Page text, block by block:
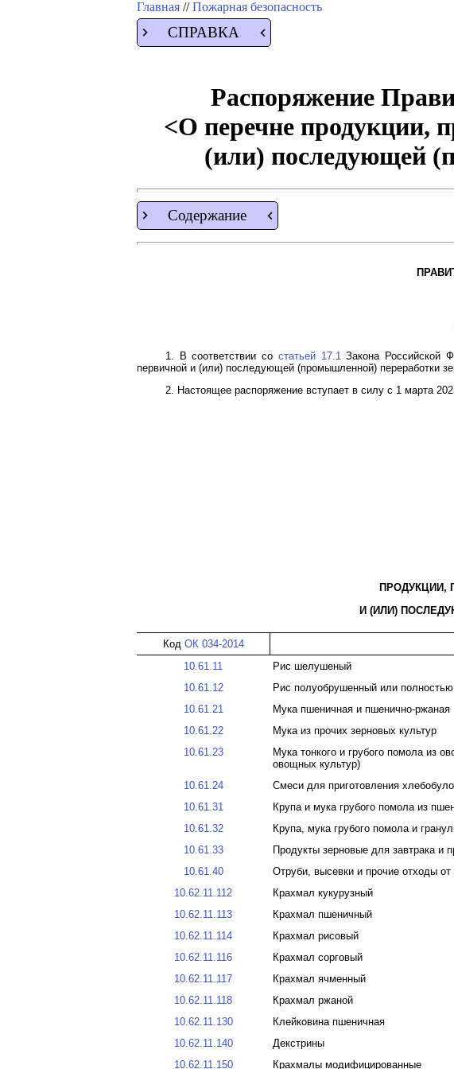
Главная //Пожарная безопасность
СПРАВКА
Распоряжение
<О перечне продукции,
(или) последующей
Содержание
1. В соответствии со статьей 17.1 Закона Российской
первичной и (или) последующей (промышленной) переработки
2. Настоящее распоряжение вступает в силу с 1 марта
ПРОДУКЦИИ,
И (ИЛИ)
КодОК 034-2014
10.61.11
Рис шелушеный
10.61.12
Рис полуобрушенный или
10.61.21
Мука пшеничная и пшенично-ржаная
10.61.22
Мука из прочих зерновых культур
10.61.23
Мука тонкого и грубого помола из
овощных культур)
10.61.24
Смеси для приготовления
10.61.31
Крупа и мука грубого помола из
10.61.32
Крупа, мука грубого помола и
10.61.33
Продукты зерновые для завтрака и
10.61.40
Отруби, высевки и прочие отходы от
10.62.11.112
Крахмал кукурузный
10.62.11.113
Крахмал пшеничный
10.62.11.114
Крахмал рисовый
10.62.11.116
Крахмал сорговый
10.62.11.117
Крахмал ячменный
10.62.11.118
Крахмал ржаной
10.62.11.130
Клейковина пшеничная
10.62.11.140
Декстрины
10.62.11.150
Крахмалы модифицированные